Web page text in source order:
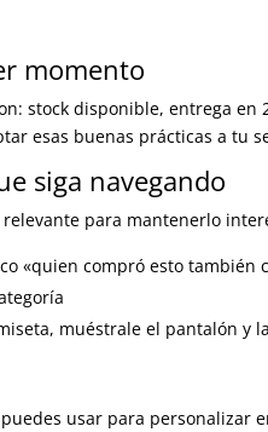
momento
stock disponible, entrega
esas buenas prácticas a tu
siga navegando
para mantenerlo
«quien compró esto también
muéstrale el pantalón y
usar para personalizar